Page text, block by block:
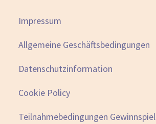
Impressum
Allgemeine Geschäftsbedingungen
Datenschutzinformation
Cookie Policy
Teilnahmebedingungen Gewinnspiel